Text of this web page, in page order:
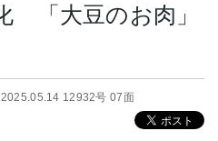
「大豆のお肉」
2025.05.14 12932号 07面